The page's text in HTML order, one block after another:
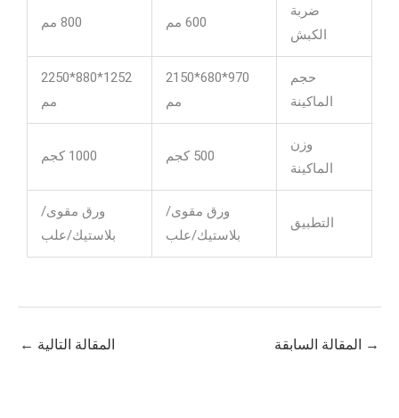
ضربة
الكبش
حجم
الماكينة
970*680*2150
1252*880*2250
الماكينة
1000 كجم
التطبيق
ورق مقوى/
بلاستيك/علب
ورق مقوى/
بلاستيك/علب
المقالة السابقة المقالة التالية←